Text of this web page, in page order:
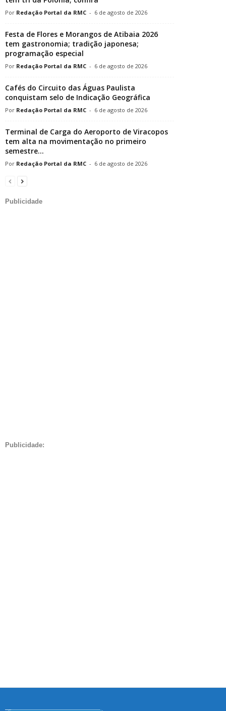
Redação Portal da RMC - 6 de agosto de 2026
Festa de Flores e Morangos de Atibaia 2026
tem gastronomia; tradição japonesa;
programação especial
Redação Portal da RMC - 6 de agosto de 2026
Cafés do Circuito das Águas Paulista
conquistam selo de Indicação Geográfica
Redação Portal da RMC - 6 de agosto de 2026
Terminal de Carga do Aeroporto de Viracopos
tem alta na movimentação no primeiro
semestre...
Redação Portal da RMC - 6 de agosto de 2026
Publicidade
Publicidade: